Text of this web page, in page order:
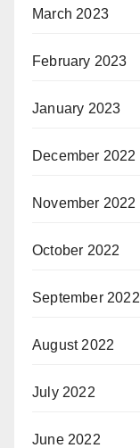
March 2023
February 2023
January 2023
December 2022
November 2022
October 2022
September 2022
August 2022
July 2022
June 2022